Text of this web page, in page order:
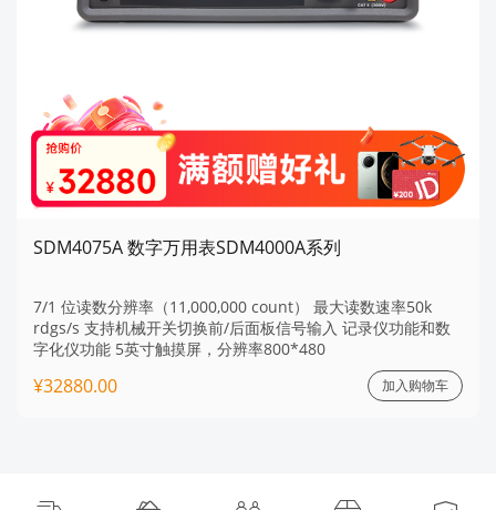
SDM4075A 数字万用表SDM4000A系列
7/1 位读数分辨率（11,000,000 count） 最大读数速率50k
rdgs/s 支持机械开关切换前/后面板信号输入 记录仪功能和数
字化仪功能 5英寸触摸屏，分辨率800*480
¥32880.00 加入购物车